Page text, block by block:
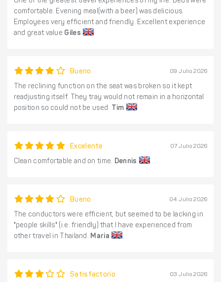
comfortable. Evening meal(with a beer) was delicious.
Employees very efficient and friendly. Excellent experience
and great value Giles
Bueno 09 Julio 2026
The reclining function on the seat was broken so it kept
readjusting itself. They tray would not remain in a horizontal
position so could not be used.
Tim
Excelente 07 Julio 2026
Clean comfortable and on time. Dennis
Bueno 04 Julio 2026
The conductors were efficient, but seemed to be lacking in
"people skills" (i.e. friendly) that I have experienced from
other travel in Thailand. Maria
Satisfactorio 03 Julio 2026